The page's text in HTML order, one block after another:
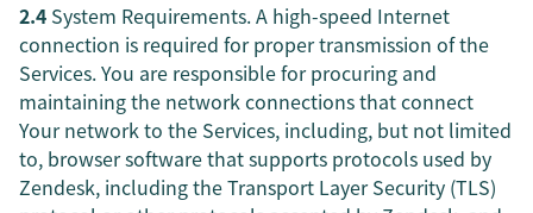
2.4 System Requirements. A high-speed Internet
connection is required for proper transmission of the
Services. You are responsible for procuring and
maintaining the network connections that connect
Your network to the Services, including, but not limited
to, browser software that supports protocols used by
Zendesk, including the Transport Layer Security (TLS)